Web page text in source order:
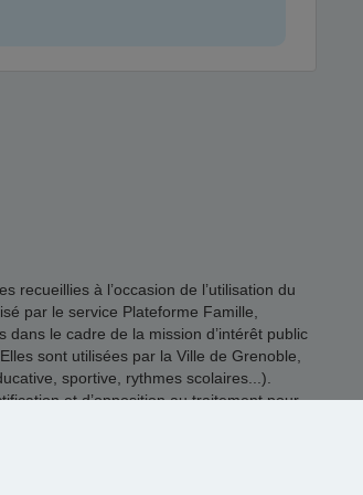
à l’occasion de l’utilisation du
par le service Plateforme Famille,
le cadre de la mission d’intérêt public
sont utilisées par la Ville de Grenoble,
sportive, rythmes scolaires...).
et d’opposition au traitement pour